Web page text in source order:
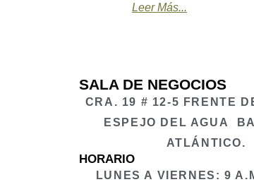
Leer Más...
SALA DE NEGOCIOS
CRA. 19 # 12-5 FRENTE
ESPEJO DEL AGUA
ATLÁNTICO.
HORARIO
LUNES A VIERNES: 9